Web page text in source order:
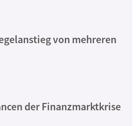
von mehreren
der Finanzmarktkrise